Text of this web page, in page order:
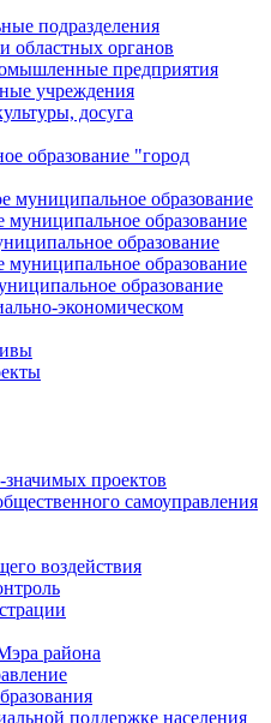
подразделения
областных органов
предприятия
учреждения
досуга
образование "город
муниципальное образование
муниципальное образование
образование
муниципальное образование
образование
экономическом
проектов
самоуправления
воздействия
района
поддержке населения